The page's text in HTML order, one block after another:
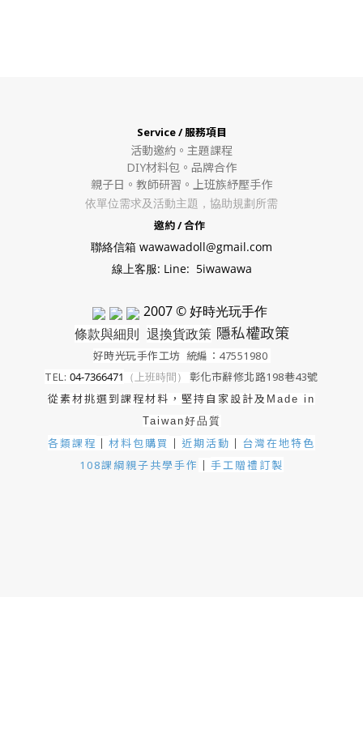
Service / 服務項目
活動邀約。 主題課程
DIY材料包。 品牌合作
親子日。教師研習。上班族紓壓手作
依單位需求及活動主題，協助規劃所需
邀約 / 合作
聯絡信箱 wawawadoll@gmail.com
線上客服: Line: 5iwawawa
2007 © 好時光玩手作
條款與細則 退換貨政策 隱私權政策
好時光玩手作工坊 統編：47551980
TEL: 04-7366471 （上班時間） 彰化市辭修北路198巷43號
從素材挑選到課程材料，堅持自家設計及 Made in
Taiwan好品質
各類課程 材料包購買 近期活動 ｜ 台灣在地特色
108課綱親子共學手作 手工贈禮訂製